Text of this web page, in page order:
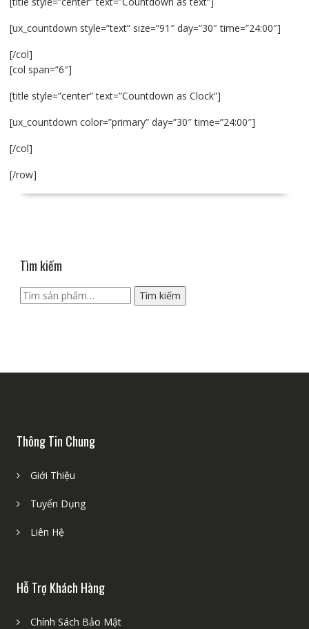
[ux_countdown style=”text” size=”91″ day=”30″ time=”24:00″]
[/col]
[col span=”6″]
[title style=”center” text=”Countdown as Clock”]
[ux_countdown color=”primary” day=”30″ time=”24:00″]
[/col]
[/row]
Tìm kiếm
Tìm
kiếm:
Tìm kiếm
Thông Tin Chung
Giới Thiệu
Tuyển Dụng
Liên Hệ
Hỗ Trợ Khách Hàng
Chính Sách Bảo Mật